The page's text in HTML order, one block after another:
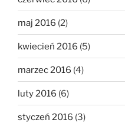
maj 2016 (2)
kwiecień 2016 (5)
marzec 2016 (4)
luty 2016 (6)
styczeń 2016 (3)